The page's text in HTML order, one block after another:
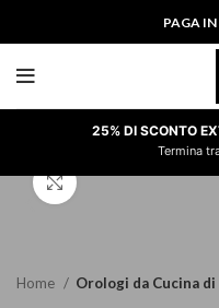
PAGA
25% DI SCONTO
Termina
Home Orologi da Cucina